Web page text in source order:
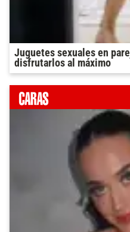
Juguetes sexuales en
disfrutarlos al máximo